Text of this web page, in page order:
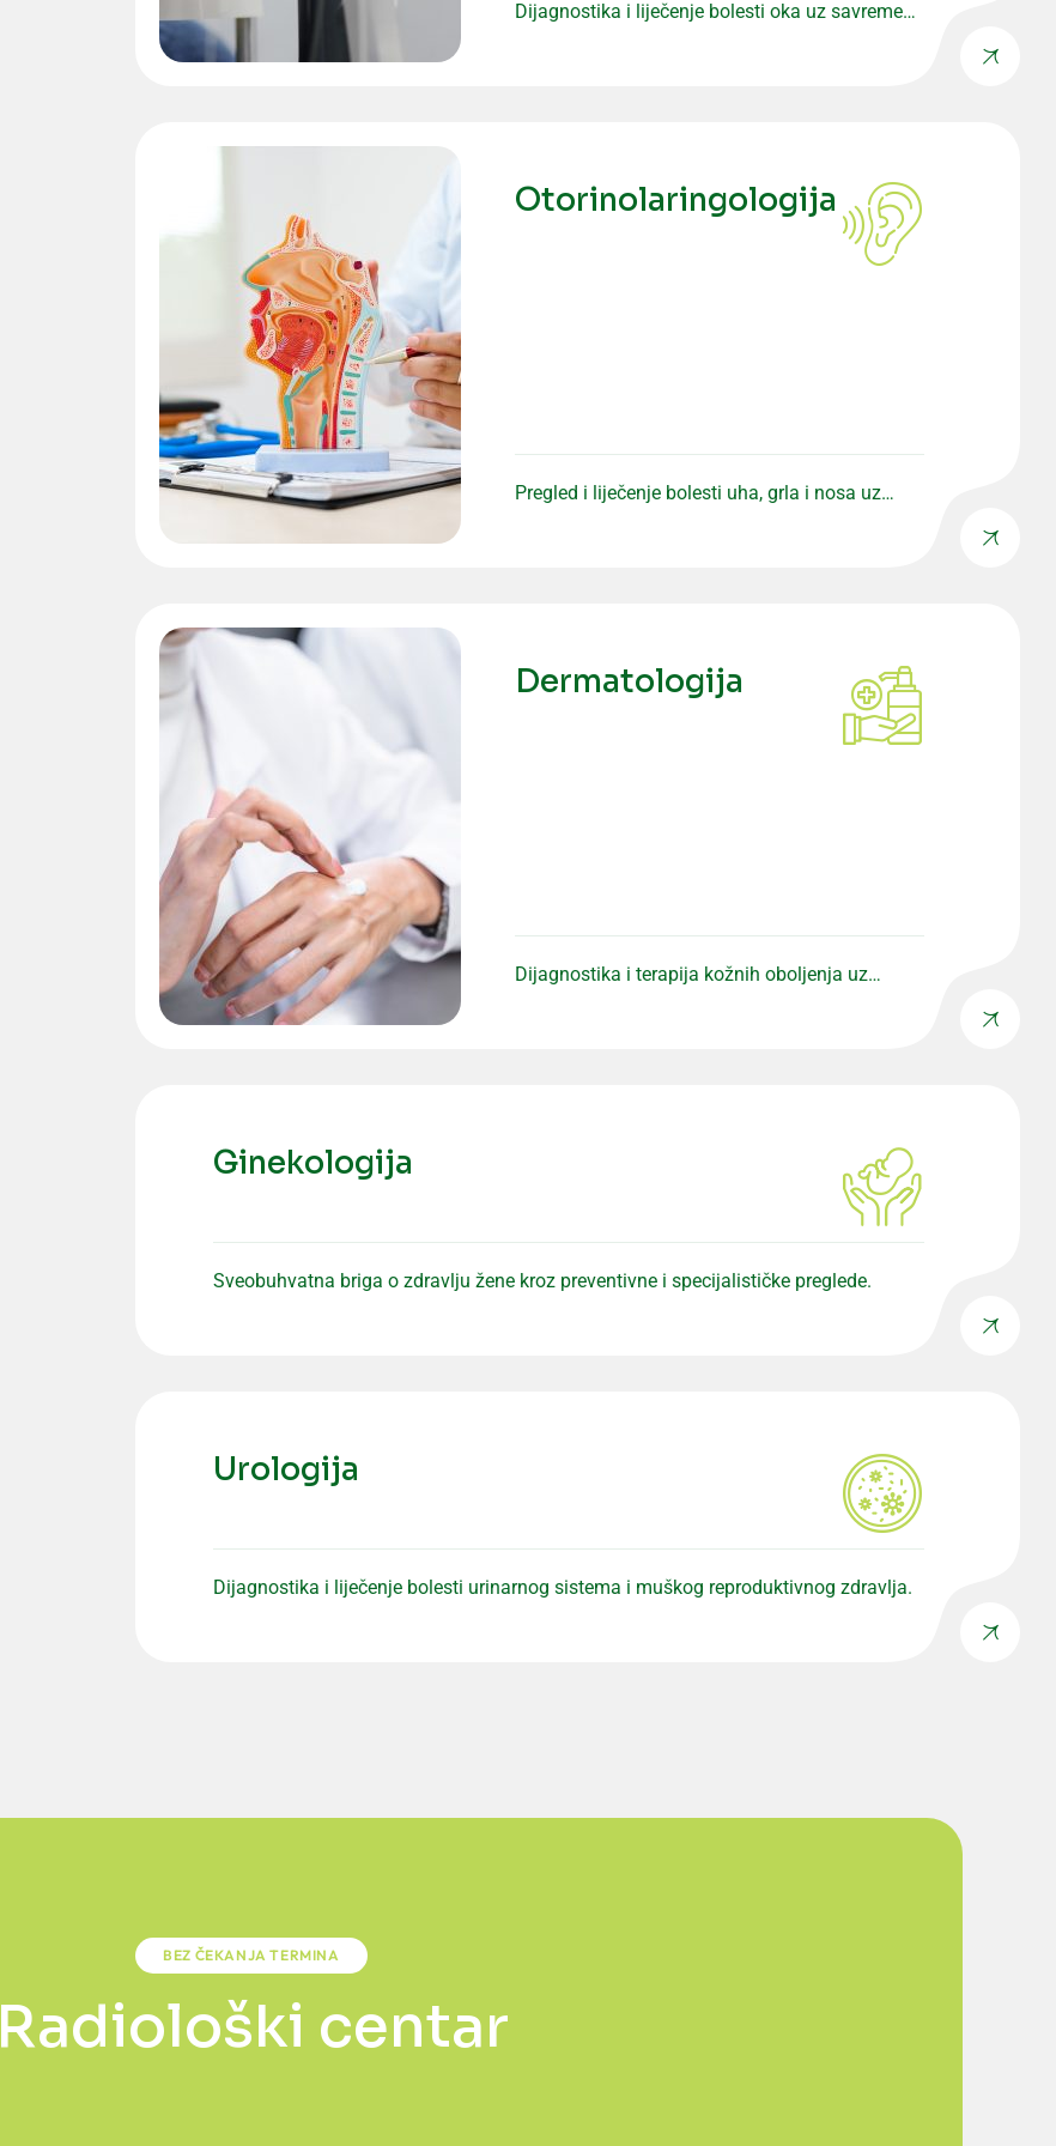
Dijagnostika i liječenje bolesti oka uz savremenu
Otorinolaringologija
Pregled i liječenje bolesti uha, grla i nosa uz
Dermatologija
Dijagnostika i terapija kožnih oboljenja uz
Ginekologija
Sveobuhvatna briga o zdravlju žene kroz preventivne i specijalističke preglede.
Urologija
Dijagnostika i liječenje bolesti urinarnog sistema i muškog reproduktivnog zdravlja.
BEZ ČEKANJA TERMINA
Radiološki centar